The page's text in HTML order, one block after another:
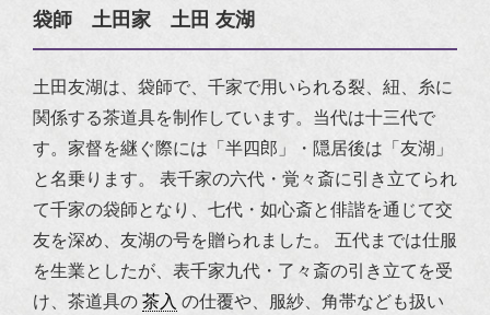
袋師 土田家 土田 友湖
土田友湖は、袋師で、千家で用いられる裂、紐、糸に
関係する茶道具を制作しています。当代は十三代で
す。 家督を継ぐ際には「半四郎」・隠居後は「友湖」
と名乗ります。
表千家の六代・覚々斎に引き立てられ
て千家の袋師となり、七代・如心斎と俳諧を通じて交
友を深め、友湖の号を贈られました。
五代までは仕服
を生業としたが、表千家九代・了々斎の引き立てを受
け、茶道具の 茶入 の仕覆や、服紗、角帯なども扱い